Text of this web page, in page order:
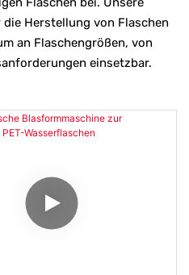
Herstellung von Flaschen
an Flaschengrößen, von
einsetzbar.